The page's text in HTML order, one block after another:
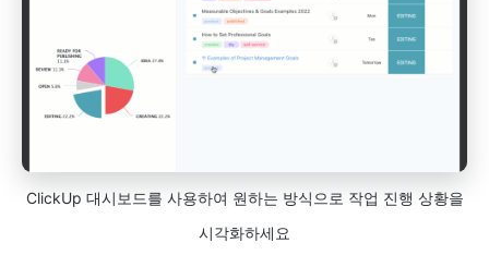
ClickUp 대시보드를 사용하여 원하는 방식으로 작업 진행 상황을
시각화하세요